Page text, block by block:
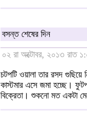
বসন্ত শেষের দিন
০২ রা অক্টোবর, ২০১৩ রাত
চটপটি ওয়ালা তার রসদ
কাস্টমার এসে জমা হচ্ছে।
বিক্রেতা। শুকনো মত একটা